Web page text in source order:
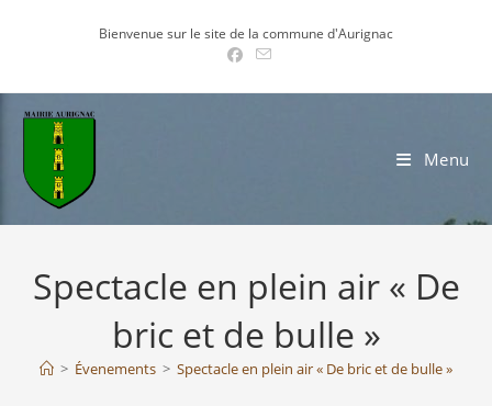
Bienvenue sur le site de la commune d'Aurignac
Menu
Spectacle en plein air « De
bric et de bulle »
> Évenements > Spectacle en plein air « De bric et de bulle »